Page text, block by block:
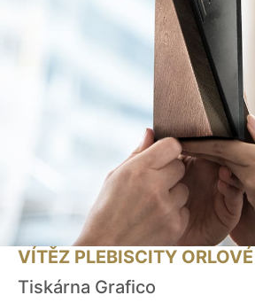
VÍTĚZ PLEBISCITY ORLOVÉ
Tiskárna Grafico